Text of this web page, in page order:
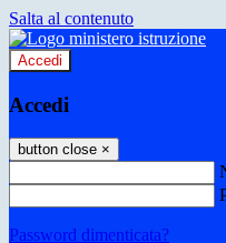
Salta al contenuto
Accedi
Accedi
button close ×
Password dimenticata?